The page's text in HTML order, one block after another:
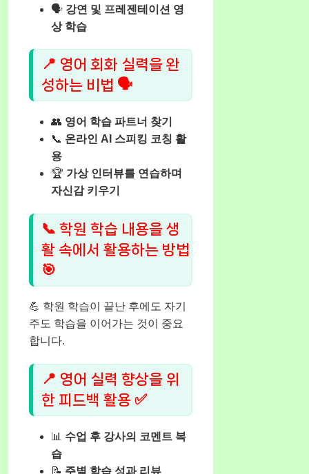
🗣️ 강연 및 프레젠테이션 영
상 학습
📍 영어 회화 실력을 완
성하는 비법 🗣️
👥 영어 학습 파트너 찾기
📞 온라인 AI 스피킹 코칭 활
용
🏆 가상 인터뷰를 연습하며
자신감 키우기
📞 학원 학습 내용을 생
활 속에서 활용하는 방법
🎯
💪 학원 학습이 끝난 후에도 자기
주도 학습을 이어가는 것이 중요
합니다.
📍 영어 실력 향상을 위
한 피드백 활용 ✅
📊 수업 후 강사의 코멘트 복
습
📝 주별 학습 성과 리뷰